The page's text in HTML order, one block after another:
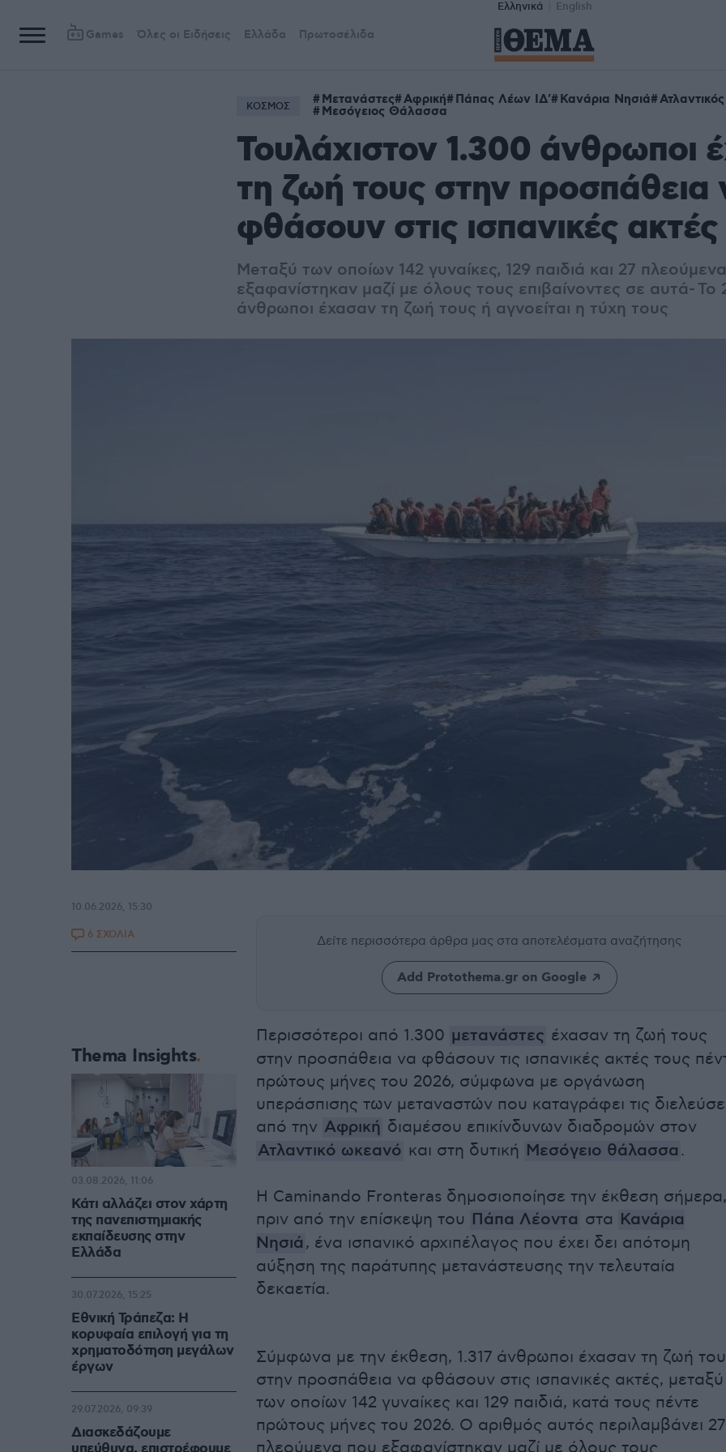
Ελληνικά English
Games Όλες οι Ειδήσεις Ελλάδα Πρωτοσέλιδα
ΚΟΣΜΟΣ Μετανάστες Αφρική Πάπας Λέων ΙΔ' Κανάρια Νησιά
Μεσόγειος Θάλασσα
Τουλάχιστον 1.300 άνθρωποι
τη ζωή τους στην προσπάθεια
φθάσουν στις ισπανικές
Meταξύ των οποίων 142 γυναίκες, 129 παιδιά και 27
εξαφανίστηκαν μαζί με όλους τους επιβαίνοντες σε αυτά- Το
άνθρωποι έχασαν τη ζωή τους ή αγνοείται η τύχη τους
Δείτε περισσότερα άρθρα μας στα αποτελέσματα αναζήτησης
Add Protothema.gr on Google
Περισσότεροι από 1.300 μετανάστες έχασαν τη ζωή τους
στην προσπάθεια να φθάσουν τις ισπανικές ακτές τους
πρώτους μήνες του 2026, σύμφωνα με οργάνωση
υπεράσπισης των μεταναστών που καταγράφει τις
από την Αφρική διαμέσου επικίνδυνων διαδρομών στον
Ατλαντικό ωκεανό και στη δυτική Μεσόγειο θάλασσα .
Η Caminando Fronteras δημοσιοποίησε την έκθεση σήμερα,
πριν από την επίσκεψη του Πάπα Λέοντα στα Κανάρια
Νησιά , ένα ισπανικό αρχιπέλαγος που έχει δει απότομη
αύξηση της παράτυπης μετανάστευσης την τελευταία
δεκαετία.
Σύμφωνα με την έκθεση, 1.317 άνθρωποι έχασαν τη ζωή
στην προσπάθεια να φθάσουν στις ισπανικές ακτές, μεταξύ
των οποίων 142 γυναίκες και 129 παιδιά, κατά τους πέντε
πρώτους μήνες του 2026. Ο αριθμός αυτός περιλαμβάνει 27
πλεούμενα που εξαφανίστηκαν μαζί με όλους τους
10.06.2026, 15:30
6 ΣΧΟΛΙΑ
Thema Insights
Κάτι αλλάζει στον χάρτη
της πανεπιστημιακής
εκπαίδευσης στην
Ελλάδα
03.08.2026, 11:06
Εθνική Τράπεζα: Η
κορυφαία επιλογή για τη
χρηματοδότηση μεγάλων
έργων
30.07.2026, 15:25
Διασκεδάζουμε
29.07.2026, 09:39